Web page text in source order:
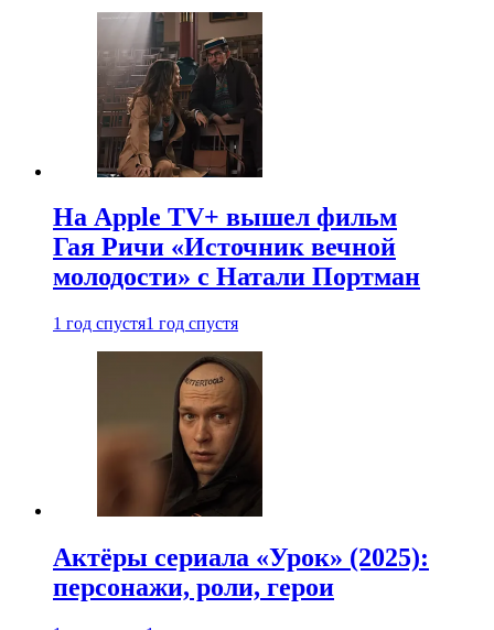
На Apple TV+ вышел фильм
Гая Ричи «Источник вечной
молодости» с Натали Портман
1 год спустя1 год спустя
Актёры сериала «Урок» (2025):
персонажи, роли, герои